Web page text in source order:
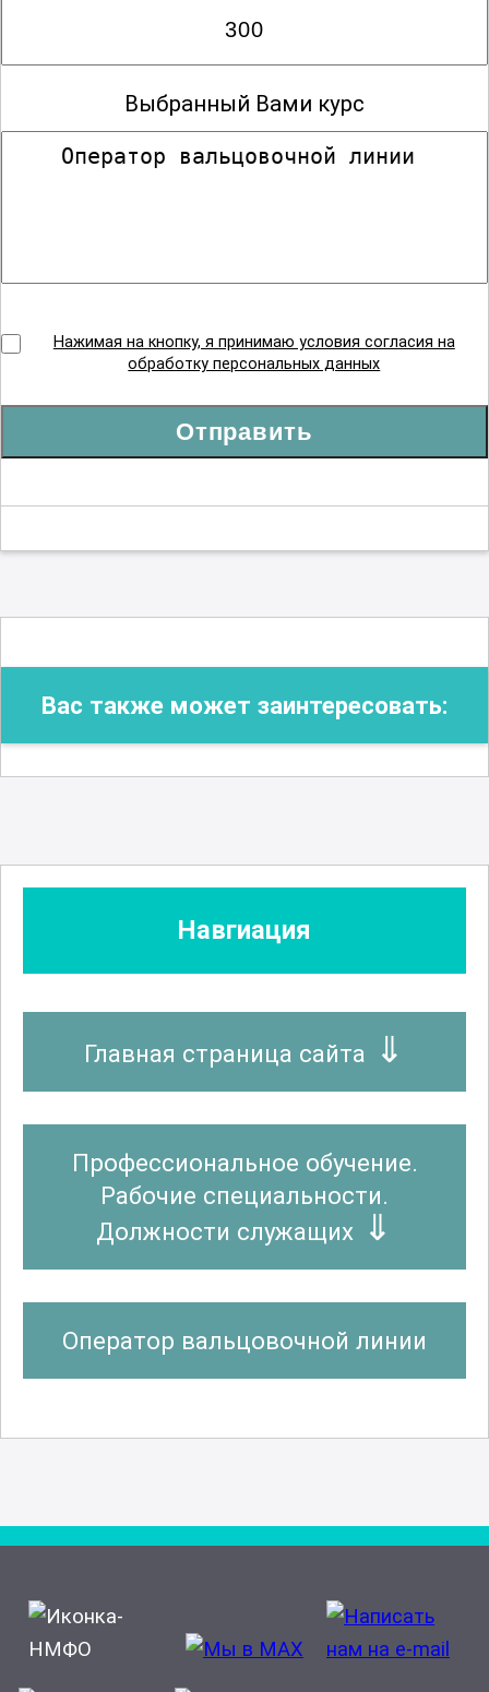
Выбранный Вами курс
Нажимая на кнопку, я принимаю условия согласия на
обработку персональных данных
Отправить
Вас также может заинтересовать:
Навгиация
Главная страница сайта
Профессиональное обучение.
Рабочие специальности.
Должности служащих
Оператор вальцовочной линии